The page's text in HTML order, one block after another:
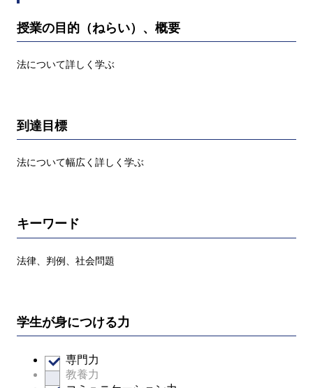
授業の目的（ねらい）、概要
法について詳しく学ぶ
到達目標
法について幅広く詳しく学ぶ
キーワード
法律、判例、社会問題
学生が身につける力
専門力
教養力